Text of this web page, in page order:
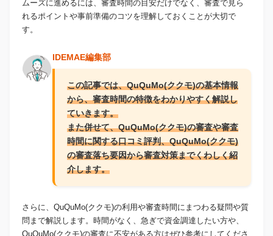
ムーズに進めるには、審査時間の目安だけでなく、審査で見ら
れるポイントや事前準備のコツを理解しておくことが大切で
す。
IDEMAE編集部
この記事では、QuQuMo(ククモ)の基本情報
から、審査時間の特徴をわかりやすく解説し
ていきます。
また併せて、QuQuMo(ククモ)の審査や審査
時間に関する口コミ評判、QuQuMo(ククモ)
の審査落ち要因から審査対策までくわしく紹
介します。
さらに、QuQuMo(ククモ)の利用や審査時間にまつわる疑問や質
問まで解説します。時間がなく、急ぎで資金調達したい方や、
QuQuMo(ククモ)の審査に不安がある方はぜひ参考にしてくださ